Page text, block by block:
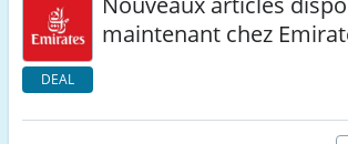
DEAL
maintenant chez